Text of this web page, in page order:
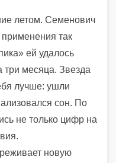
летом. Семенович
применения так
ей удалось
три месяца. Звезда
лучше: ушли
сон. По
не только цифр на
новую